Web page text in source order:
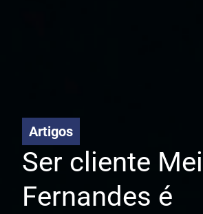
Artigos
Ser cliente
Fernandes é